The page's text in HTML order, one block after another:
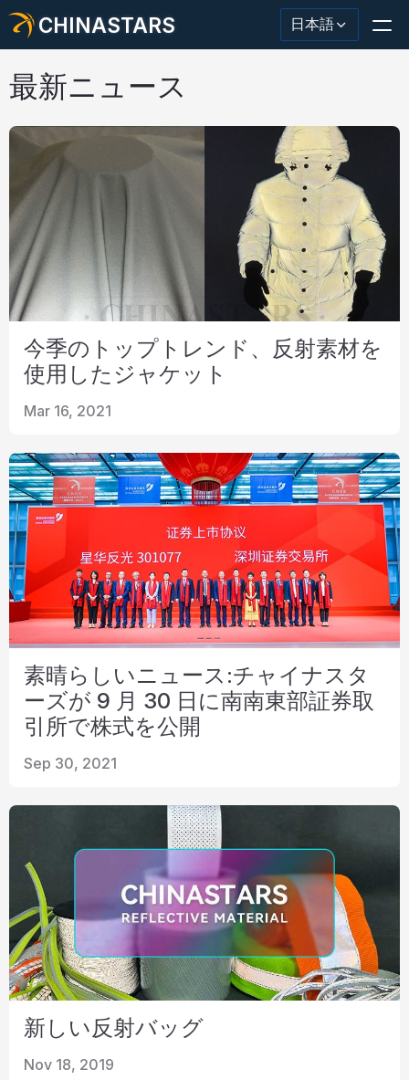
CHINASTARS 日本語
反射材・テープ
ファッション反射生地
安全服
暗闇で光る素材
工業用ウォッシュトリム
CHINASTARS について
新製品
カタログ
ビデオ
接触
最新ニュース
今季のトップトレンド、反射素材を
使用したジャケット
Mar 16, 2021
素晴らしいニュース:チャイナスタ
ーズが 9 月 30 日に南南東部証券取
引所で株式を公開
Sep 30, 2021
新しい反射バッグ
Nov 18, 2019